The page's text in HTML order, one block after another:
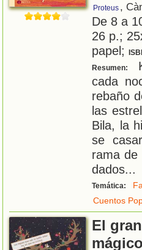
Proteus ,
De 8 a
26 p.;
papel;
Resumen:
cada
rebaño
las
Bila, la
se
rama de
dados...
Temática:
Cuentos
El